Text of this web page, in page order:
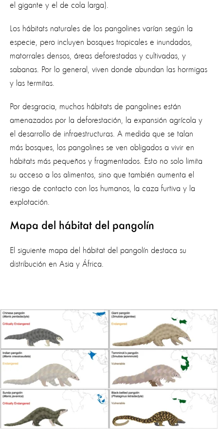
el gigante y el de cola larga).
Los hábitats naturales de los pangolines varían según la
especie, pero incluyen bosques tropicales e inundados,
matorrales densos, áreas deforestadas y cultivadas, y
sabanas. Por lo general, viven donde abundan las hormigas
y las termitas.
Por desgracia, muchos hábitats de pangolines están
amenazados por la deforestación, la expansión agrícola y
el desarrollo de infraestructuras. A medida que se talan
más bosques, los pangolines se ven obligados a vivir en
hábitats más pequeños y fragmentados. Esto no solo limita
su acceso a los alimentos, sino que también aumenta el
riesgo de contacto con los humanos, la caza furtiva y la
explotación.
Mapa del hábitat del pangolín
El siguiente mapa del hábitat del pangolín destaca su
distribución en Asia y África.